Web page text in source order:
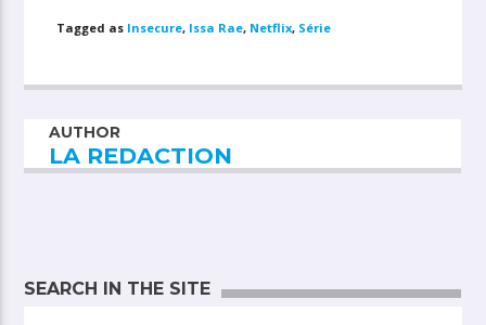
Tagged as Insecure, Issa Rae, Netflix, Série
AUTHOR
LA REDACTION
SEARCH IN THE SITE